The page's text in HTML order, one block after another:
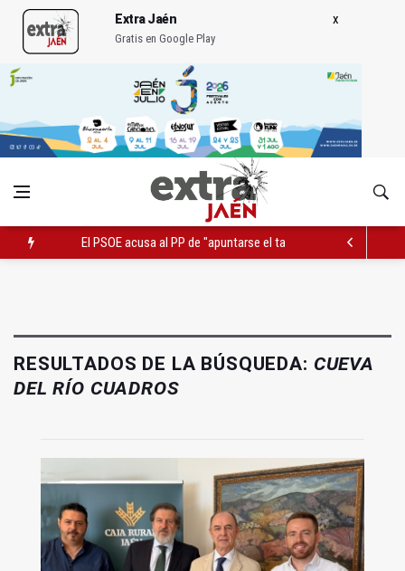
Extra Jaén
Gratis en Google Play
El PSOE acusa al PP de "apuntarse el tanto" de los datos de
RESULTADOS DE LA BÚSQUEDA: CUEVA
DEL RÍO CUADROS